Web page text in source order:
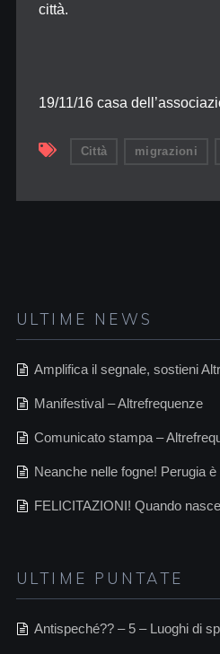
città.
19/11/16 casa
Città migrazioni
ULTIME NEWS
Amplifica il segnale, sostieni
Manifestival – Altrefrequenze
Comunicato stampa –
Neanche nelle fogne! Perugia
FELICITAZIONI! Quando
ULTIME PUNTATE
Antispeché?? – 5 – Luoghi di